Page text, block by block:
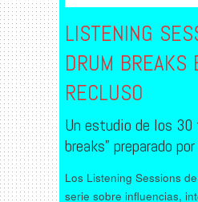
LISTENING
DRUM BREAKS
RECLUSO
Un estudio de los 30
breaks” preparado
Los Listening Sessions
serie sobre influencias,